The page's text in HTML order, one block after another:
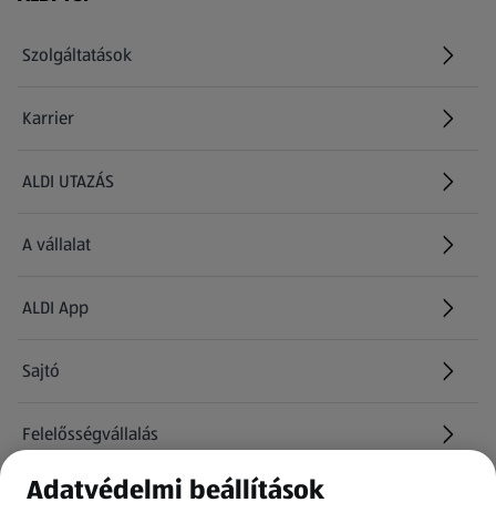
Szolgáltatások
Karrier
(új oldalon nyílik meg)
ALDI UTAZÁS
(új oldalon nyílik meg)
A vállalat
ALDI App
Sajtó
Felelősségvállalás
Információk
Adatvédelmi beállítások